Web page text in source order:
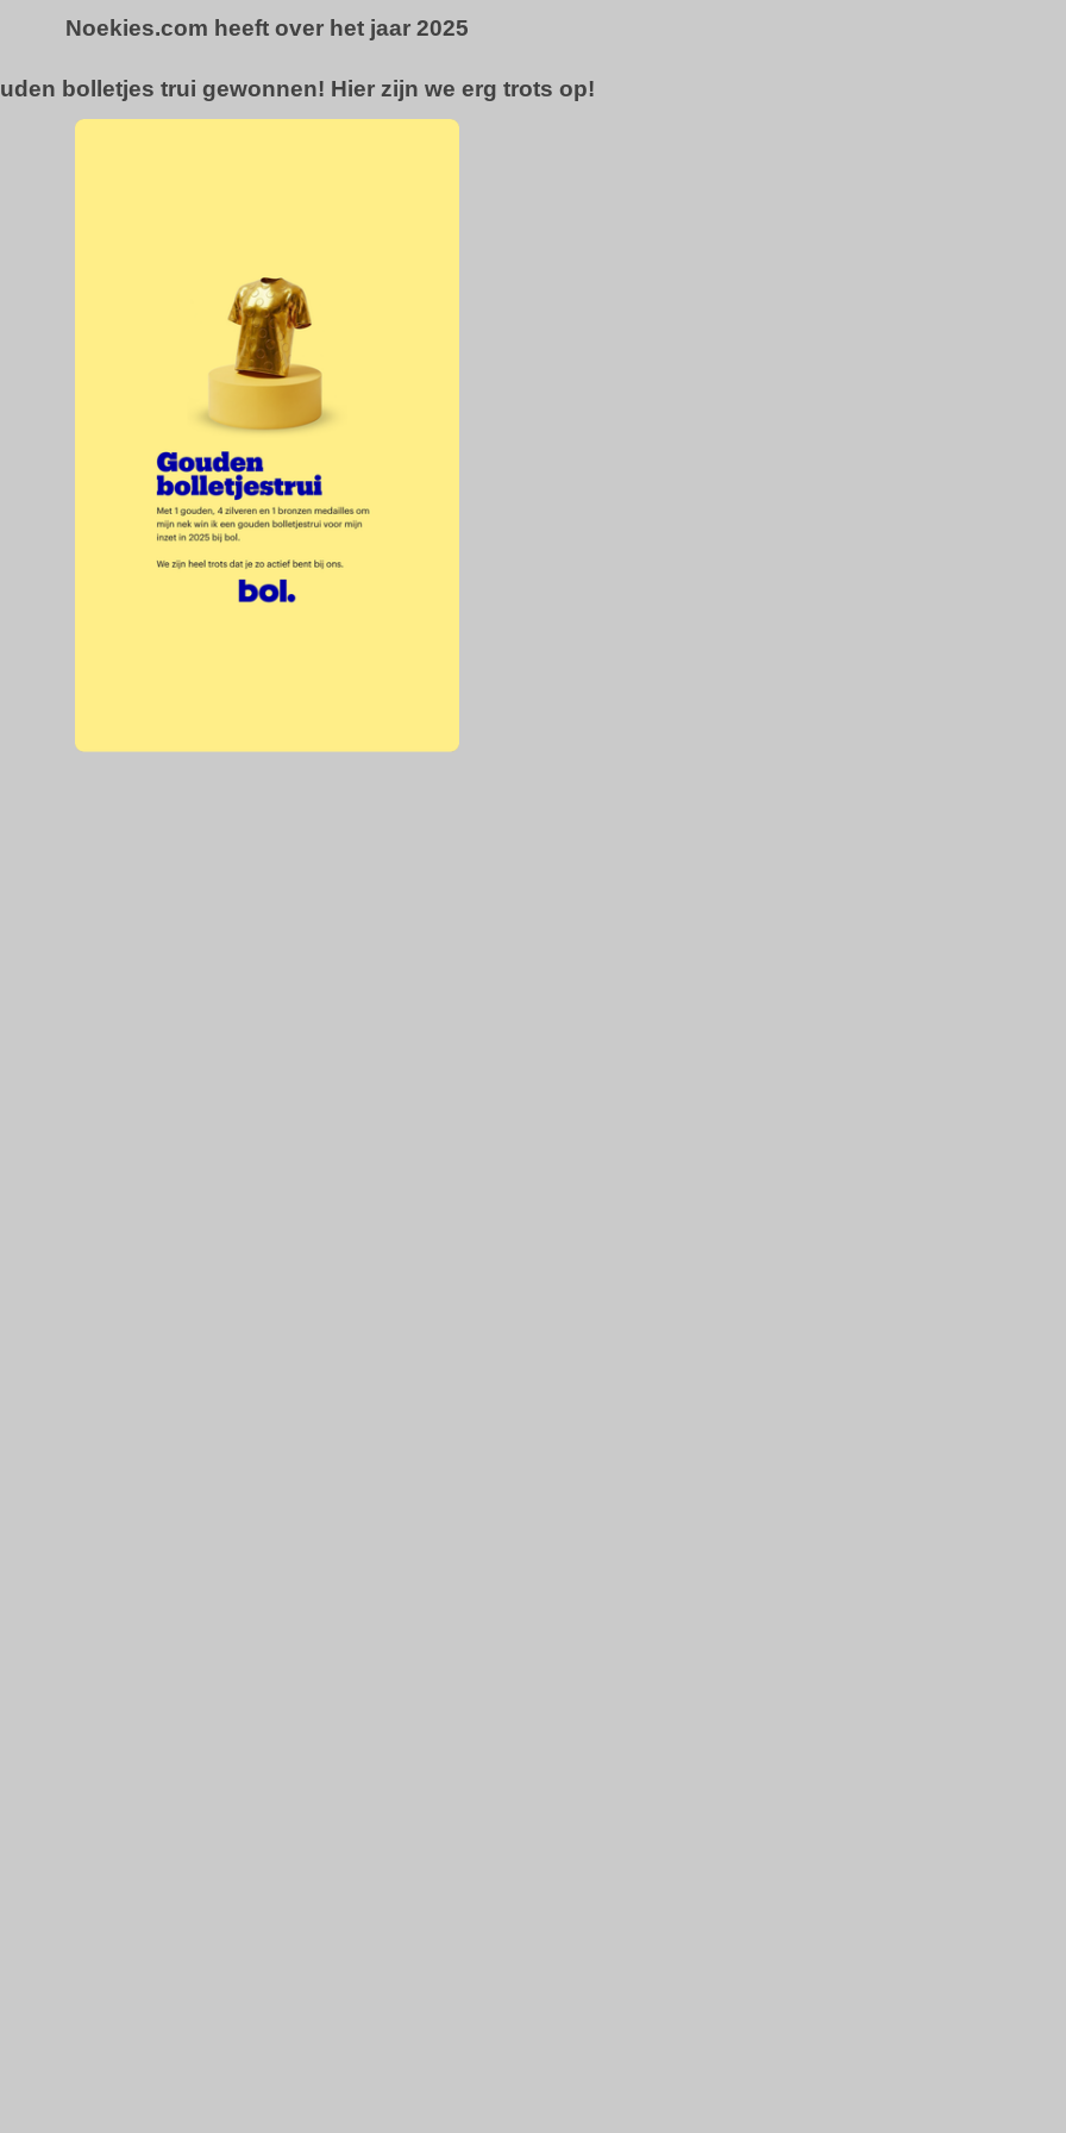
Noekies.com heeft over het jaar 2025
bolletjes trui gewonnen! Hier zijn we erg trots op!